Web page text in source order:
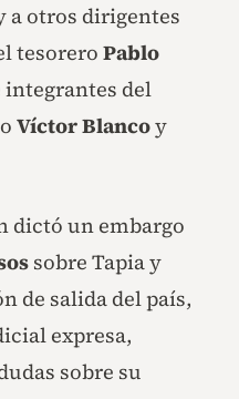
a otros dirigentes
tesorero Pablo
integrantes del
Víctor Blancoy
dictó un embargo
sobre Tapia y
de salida del país,
expresa,
sobre su